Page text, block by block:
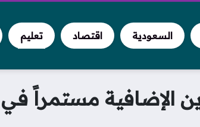
السعودية اقتصاد تعليم
مستمراً في عام